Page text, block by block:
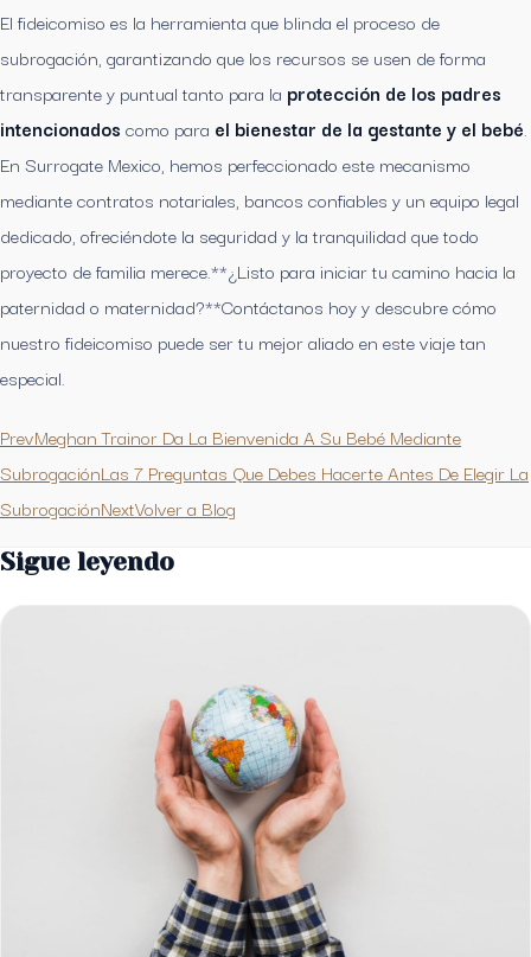
El fideicomiso es la herramienta que blinda el proceso de
subrogación, garantizando que los recursos se usen de forma
transparente y puntual tanto para la protección de los padres
intencionados como para el bienestar de la gestante y el bebé.
En Surrogate Mexico, hemos perfeccionado este mecanismo
mediante contratos notariales, bancos confiables y un equipo legal
dedicado, ofreciéndote la seguridad y la tranquilidad que todo
proyecto de familia merece.**¿Listo para iniciar tu camino hacia la
paternidad o maternidad?**Contáctanos hoy y descubre cómo
nuestro fideicomiso puede ser tu mejor aliado en este viaje tan
especial.
PrevMeghan Trainor Da La Bienvenida A Su Bebé Mediante
SubrogaciónLas 7 Preguntas Que Debes Hacerte Antes De Elegir La
SubrogaciónNextVolver a Blog
Sigue leyendo